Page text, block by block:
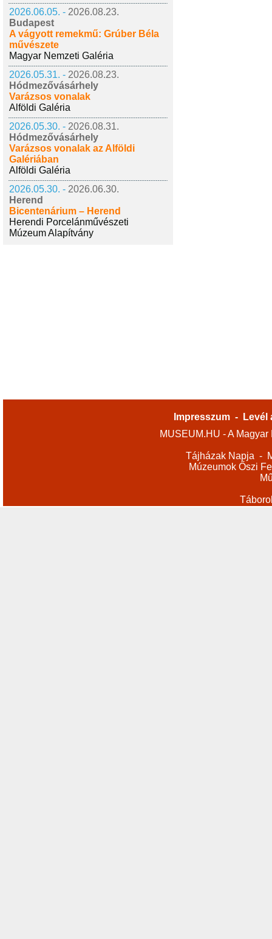
2026.06.05. - 2026.08.23.
Budapest
A vágyott remekmű: Grúber Béla
művészete
Magyar Nemzeti Galéria
2026.05.31. - 2026.08.23.
Hódmezővásárhely
Varázsos vonalak
Alföldi Galéria
2026.05.30. - 2026.08.31.
Hódmezővásárhely
Varázsos vonalak az Alföldi
Galériában
Alföldi Galéria
2026.05.30. - 2026.06.30.
Herend
Bicentenárium – Herend
Herendi Porcelánművészeti
Múzeum Alapítvány
Impresszum -
Levél
MUSEUM.HU - A
Tájházak Napja -
Múzeumok Őszi